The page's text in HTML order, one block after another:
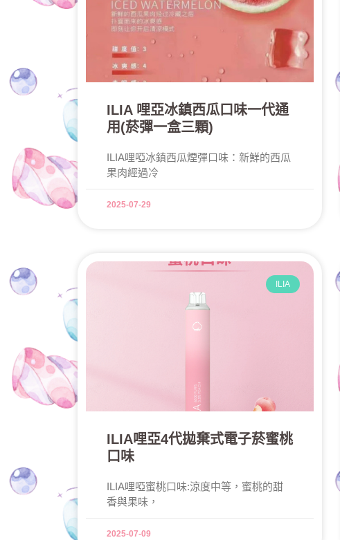
ILIA 哩亞冰鎮西瓜口味一代通
用(菸彈一盒三顆)
ILIA哩啞冰鎮西瓜煙彈口味：新鮮的西瓜
果肉經過冷
2025-07-29
ILIA
ILIA哩亞4代拋棄式電子菸蜜桃
口味
ILIA哩啞蜜桃口味:涼度中等，蜜桃的甜
香與果味，
2025-07-09